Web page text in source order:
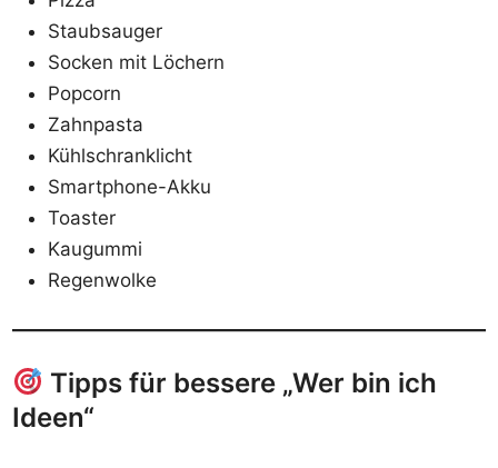
Staubsauger
Socken mit Löchern
Popcorn
Zahnpasta
Kühlschranklicht
Smartphone-Akku
Toaster
Kaugummi
Regenwolke
Tipps für bessere „Wer bin ich
Ideen“